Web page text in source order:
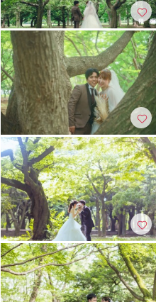
豊富なドレス
フォト＋会食 豊富な色打掛・着物
夜景での撮影
家族・友人と撮影
チャペルでの撮影